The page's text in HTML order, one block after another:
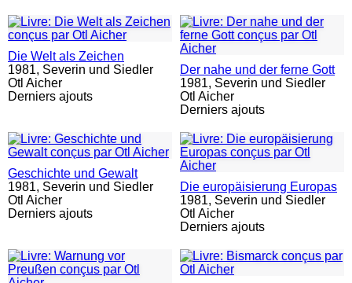
Die Welt als Zeichen
1981, Severin und Siedler
Otl Aicher
Derniers ajouts
Der nahe und der ferne Gott
1981, Severin und Siedler
Otl Aicher
Derniers ajouts
Geschichte und Gewalt
1981, Severin und Siedler
Otl Aicher
Derniers ajouts
Die europäisierung Europas
1981, Severin und Siedler
Otl Aicher
Derniers ajouts